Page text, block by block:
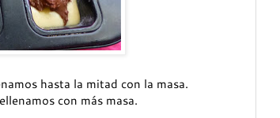
hasta la mitad con la masa.
con más masa.